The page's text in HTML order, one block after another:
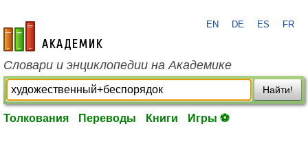
academic.ru
EN DE ES FR
Словари и энциклопедии на Академике
Найти!
Толкования Переводы Книги Игры ⚽